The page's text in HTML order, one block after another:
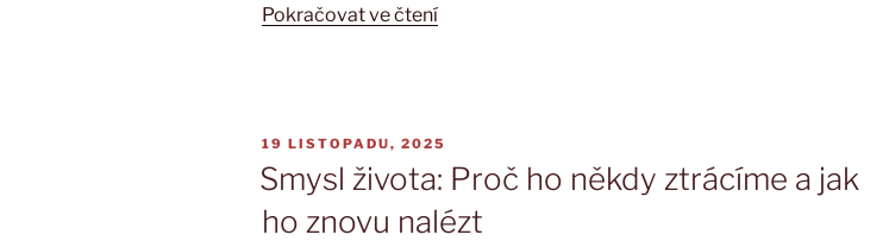
Pokračovat ve čtení„Víra
PUBLIKOVÁNO
19 LISTOPADU, 2025
Smysl života: Proč ho někdy ztrácíme a jak
ho znovu nalézt